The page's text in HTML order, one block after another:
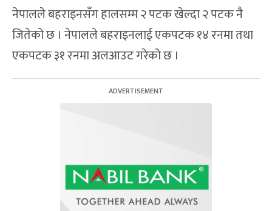
नेपालले बहराइनसँग हालसम्म २ पटक खेल्दा २ पटक नै
जितेको छ । नेपालले बहराइनलाई एकपटक १४ रनमा तथा
एकपटक ३१ रनमा अलआउट गरेको छ ।